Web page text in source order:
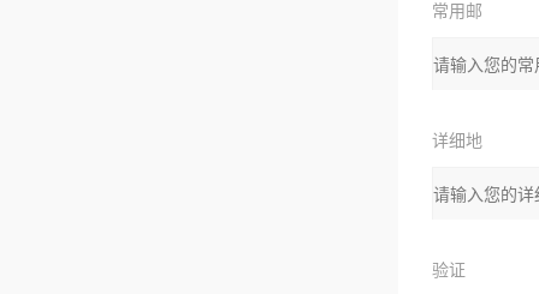
常用邮
箱：
详细地
址：
验证